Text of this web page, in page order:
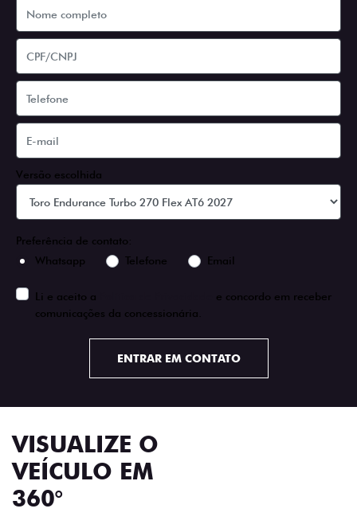
Versão escolhida
Preferência de contato:
Whatsapp
Telefone Email
Li e aceito a
e concordo em receber
comunicações da concessionária.
ENTRAR EM CONTATO
VISUALIZE O
VEÍCULO EM
360°